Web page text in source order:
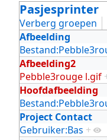
Pasjesprinter
Verberg groepen
Afbeelding
Afbeelding2
Pebble3rouge l.gif
Hoofdafbeelding
Project Contact
Gebruiker:Bas +